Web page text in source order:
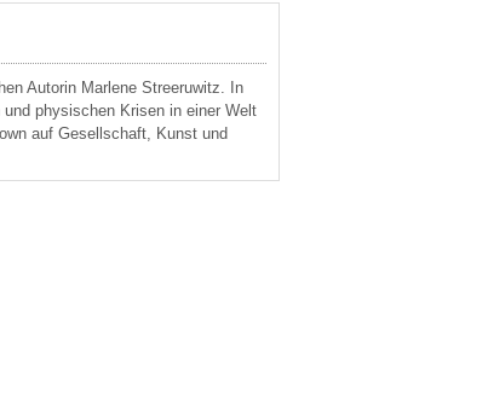
Autorin Marlene Streeruwitz. In
physischen Krisen in einer Welt
auf Gesellschaft, Kunst und